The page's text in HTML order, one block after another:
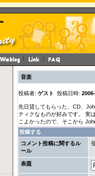
音楽
投稿者: ゲスト 投稿日時:
先日貸してもらった、CD、
ティクなものが好みです。 実
こよかったので、そこから
投稿する
コメント投稿に関するル
ール
表題